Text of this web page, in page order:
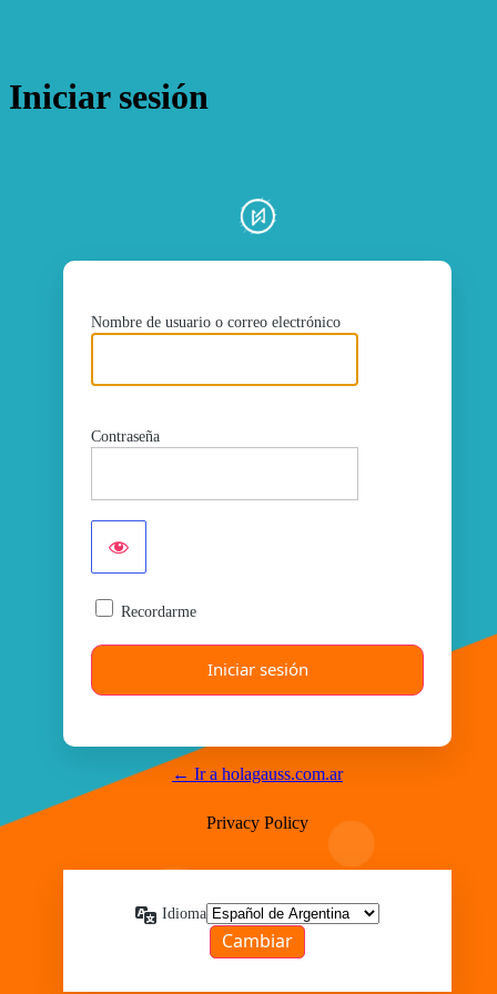
Iniciar sesión
Nombre de usuario o correo electrónico
Contraseña
Recordarme
← Ir a holagauss.com.ar
Privacy Policy
Idioma